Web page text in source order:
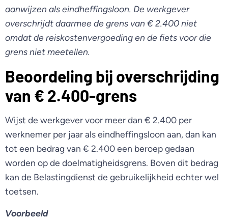
aanwijzen als eindheffingsloon. De werkgever
overschrijdt daarmee de grens van € 2.400 niet
omdat de reiskostenvergoeding en de fiets voor die
grens niet meetellen.
Beoordeling bij overschrijding
van € 2.400-grens
Wijst de werkgever voor meer dan € 2.400 per
werknemer per jaar als eindheffingsloon aan, dan kan
tot een bedrag van € 2.400 een beroep gedaan
worden op de doelmatigheidsgrens. Boven dit bedrag
kan de Belastingdienst de gebruikelijkheid echter wel
toetsen.
Voorbeeld